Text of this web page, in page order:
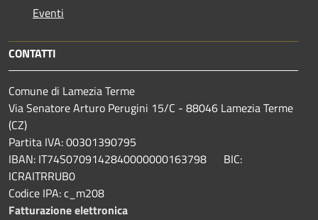
Eventi
CONTATTI
Comune di Lamezia Terme
Via Senatore Arturo Perugini 15/C - 88046 Lamezia Terme
(CZ)
Partita IVA: 00301390795
IBAN: IT74S0709142840000000163798 BIC:
ICRAITRRUB0
Codice IPA: c_m208
Fatturazione elettronica